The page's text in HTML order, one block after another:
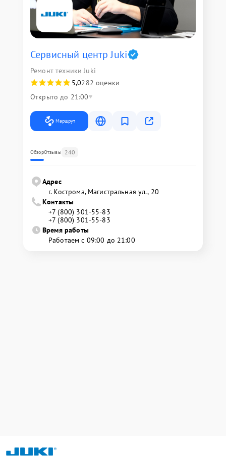
Сервисный центр Juki
Ремонт техники Juki
5,0282 оценки
Открыто до 21:00
Маршрут
ОбзорОтзывы 240
Адрес
г. Кострома, Магистральная ул., 20
Контакты
+7 (800) 301-55-83
+7 (800) 301-55-83
Время работы
Работаем с 09:00 до 21:00